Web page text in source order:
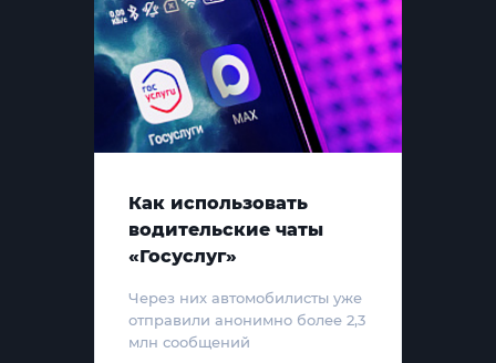
Как использовать
водительские чаты
«Госуслуг»
Через них автомобилисты уже
отправили анонимно более 2,3
млн сообщений